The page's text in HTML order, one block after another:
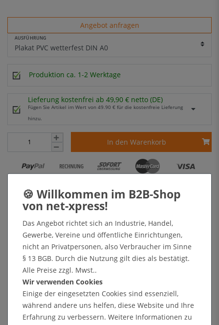
Angebot anfragen
AUSFÜHRUNG
Produktion ca. 1-2 Werktage
Lieferung kostenfrei ab 49,90 € netto (DE)
Fügen Sie Artikel im Wert von 49.90 € für die kostenfreie Lieferung
hinzu.
In den Warenkorb
Angaben zur Produktsicherheit
Kundenrezensionen
0
Das Angebot richtet sich an Industrie, Handel,
Gewerbe, Vereine und öffentliche Einrichtungen,
nicht an Privatpersonen, also Verbraucher im Sinne
§ 13 BGB. Durch die Nutzung gilt dies als bestätigt.
Alle Preise zzgl. Mwst..
Wir verwenden Cookies
Einige der eingesetzten Cookies sind essenziell,
während andere uns helfen, diese Website und Ihre
Erfahrung zu verbessern. Weitere Informationen zu